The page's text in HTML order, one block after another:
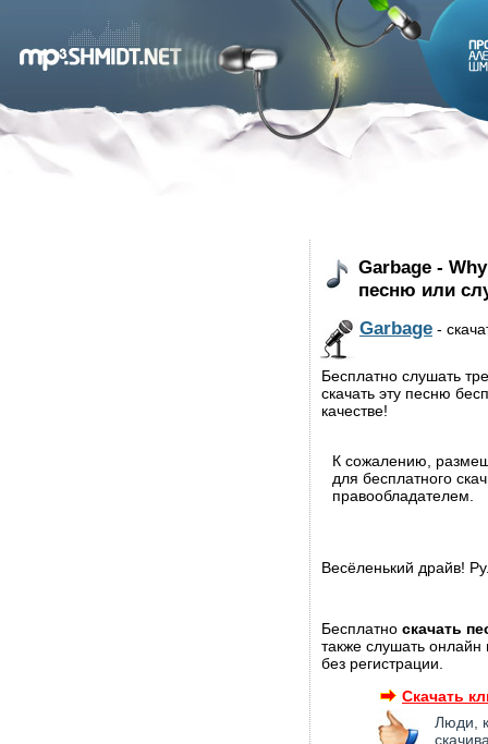
Garbage -
песню или
Garbage -
Бесплатно слушать
скачать эту песню
качестве!
К сожалению,
для бесплатного
правообладателем.
Весёленький драйв!
Бесплатно скачать
также слушать онлайн
без регистрации.
Скачать
Люди,